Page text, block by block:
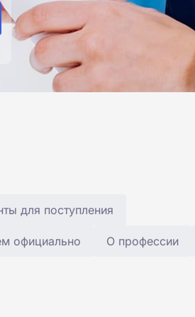
для поступления
официально О профессии